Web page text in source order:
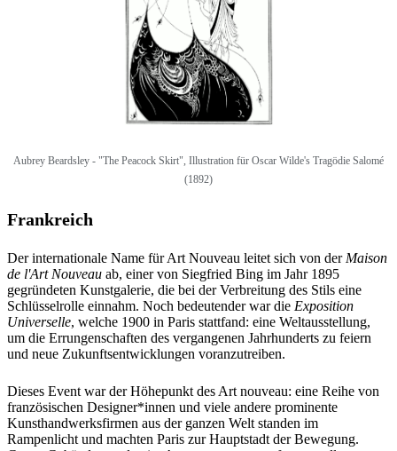
Aubrey Beardsley - "The Peacock Skirt", Illustration für Oscar Wilde's Tragödie Salomé
(1892)
Frankreich
Der internationale Name für Art Nouveau leitet sich von der Maison
de l'Art Nouveau ab, einer von Siegfried Bing im Jahr 1895
gegründeten Kunstgalerie, die bei der Verbreitung des Stils eine
Schlüsselrolle einnahm. Noch bedeutender war die Exposition
Universelle, welche 1900 in Paris stattfand: eine Weltausstellung,
um die Errungenschaften des vergangenen Jahrhunderts zu feiern
und neue Zukunftsentwicklungen voranzutreiben.
Dieses Event war der Höhepunkt des Art nouveau: eine Reihe von
französischen Designer*innen und viele andere prominente
Kunsthandwerksfirmen aus der ganzen Welt standen im
Rampenlicht und machten Paris zur Hauptstadt der Bewegung.